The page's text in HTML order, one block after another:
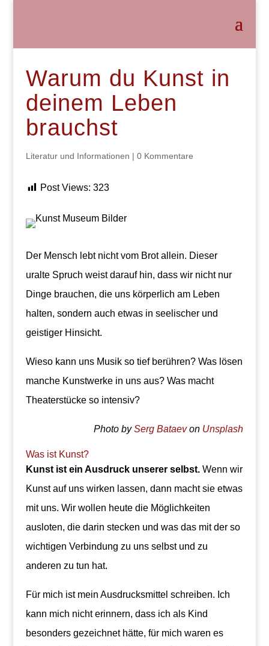
Warum du Kunst in
deinem Leben
brauchst
Literatur und Informationen | 0 Kommentare
Post Views: 323
Der Mensch lebt nicht vom Brot allein. Dieser
uralte Spruch weist darauf hin, dass wir nicht nur
Dinge brauchen, die uns körperlich am Leben
halten, sondern auch etwas in seelischer und
geistiger Hinsicht.
Wieso kann uns Musik so tief berühren? Was lösen
manche Kunstwerke in uns aus? Was macht
Theaterstücke so intensiv?
Photo bySerg Bataevon Unsplash
Was ist Kunst?
Kunst ist ein Ausdruck unserer selbst.Wenn wir
Kunst auf uns wirken lassen, dann macht sie etwas
mit uns. Wir wollen heute die Möglichkeiten
ausloten, die darin stecken und was das mit der so
wichtigen Verbindung zu uns selbst und zu
anderen zu tun hat.
Für mich ist mein Ausdrucksmittel schreiben. Ich
kann mich nicht erinnern, dass ich als Kind
besonders gezeichnet hätte, für mich waren es